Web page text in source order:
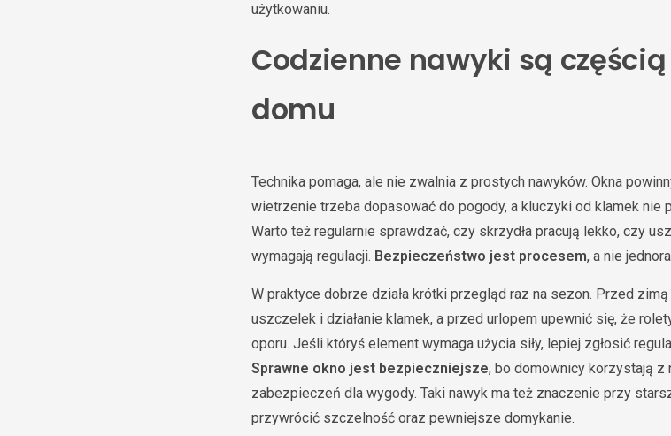
użytkowaniu.
Codzienne nawyki są
domu
Technika pomaga, ale nie zwalnia z prostych nawyków. Okna
wietrzenie trzeba dopasować do pogody, a kluczyki od klamek nie
Warto też regularnie sprawdzać, czy skrzydła pracują lekko, czy
wymagają regulacji. Bezpieczeństwo jest procesem, a nie
W praktyce dobrze działa krótki przegląd raz na sezon. Przed
uszczelek i działanie klamek, a przed urlopem upewnić się, że
oporu. Jeśli któryś element wymaga użycia siły, lepiej zgłosić
Sprawne okno jest bezpieczniejsze, bo domownicy korzystają z
zabezpieczeń dla wygody. Taki nawyk ma też znaczenie przy
przywrócić szczelność oraz pewniejsze domykanie.